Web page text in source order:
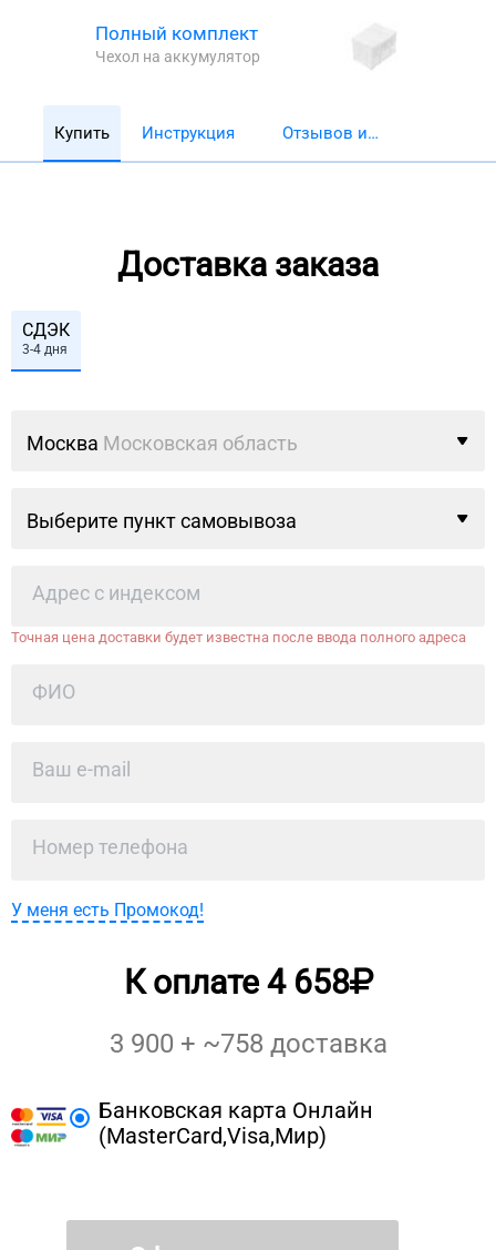
Полный комплект
Чехол на аккумулятор
Купить Инструкция
Отзывов и
Доставка заказа
СДЭК
3-4 дня
Москва Московская область
Выберите пункт самовывоза
Точная цена доставки будет известна после ввода полного адреса
У меня есть Промокод!
К оплате 4 658
3 900 + ~758 доставка
Банковская карта Онлайн
(MasterCard,Visa,Мир)